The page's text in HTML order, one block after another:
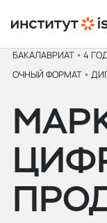
БАКАЛАВРИАТ
4
ОЧНЫЙ ФОРМАТ